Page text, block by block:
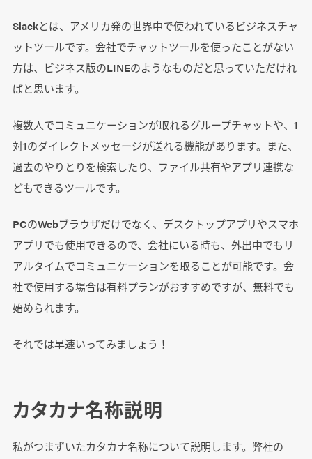
Slackとは、アメリカ発の世界中で使われているビジネスチャ
ットツールです。会社でチャットツールを使ったことがない
方は、ビジネス版のLINEのようなものだと思っていただけれ
ばと思います。
複数人でコミュニケーションが取れるグループチャットや、 1
対1のダイレクトメッセージが送れる機能があります。また、
過去のやりとりを検索したり、ファイル共有やアプリ連携な
どもできるツールです。
PCのWebブラウザだけでなく、デスクトップアプリやスマホ
アプリでも使用できるので、会社にいる時も、外出中でもリ
アルタイムでコミュニケーションを取ることが可能です。会
社で使用する場合は有料プランがおすすめですが、無料でも
始められます。
それでは早速いってみましょう！
カタカナ名称説明
私がつまずいたカタカナ名称について説明します。弊社の